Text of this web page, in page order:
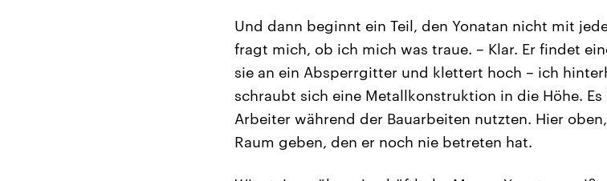
Und dann beginnt ein Teil, den Yonatan nicht mit
fragt mich, ob ich mich was traue. – Klar. Er findet
sie an ein Absperrgitter und klettert hoch – ich
schraubt sich eine Metallkonstruktion in die Höhe.
Arbeiter während der Bauarbeiten nutzten. Hier
Raum geben, den er noch nie betreten hat.